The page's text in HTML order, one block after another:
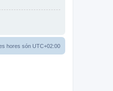
hores són UTC+02:00